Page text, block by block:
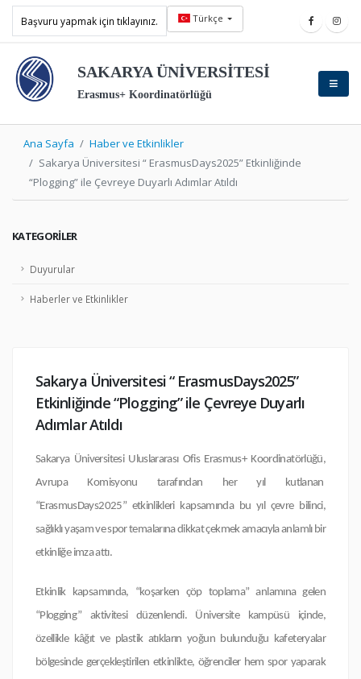
Başvuru yapmak için tıklayınız. Türkçe
SAKARYA ÜNİVERSİTESİ
Erasmus+ Koordinatörlüğü
Ana Sayfa
Haber ve Etkinlikler
Sakarya Üniversitesi “ ErasmusDays2025” Etkinliğinde
“Plogging” ile Çevreye Duyarlı Adımlar Atıldı
KATEGORILER
Duyurular
Haberler ve Etkinlikler
Sakarya Üniversitesi “ ErasmusDays2025”
Etkinliğinde “Plogging” ile Çevreye Duyarlı
Adımlar Atıldı
Sakarya Üniversitesi Uluslararası Ofis Erasmus+ Koordinatörlüğü,
Avrupa Komisyonu tarafından her yıl kutlanan
“ErasmusDays2025” etkinlikleri kapsamında bu yıl çevre bilinci,
sağlıklı yaşam ve spor temalarına dikkat çekmek amacıyla anlamlı bir
etkinliğe imza attı.
Etkinlik kapsamında, “koşarken çöp toplama” anlamına gelen
“Plogging” aktivitesi düzenlendi. Üniversite kampüsü içinde,
özellikle kâğıt ve plastik atıkların yoğun bulunduğu kafeteryalar
bölgesinde gerçekleştirilen etkinlikte, öğrenciler hem spor yaparak